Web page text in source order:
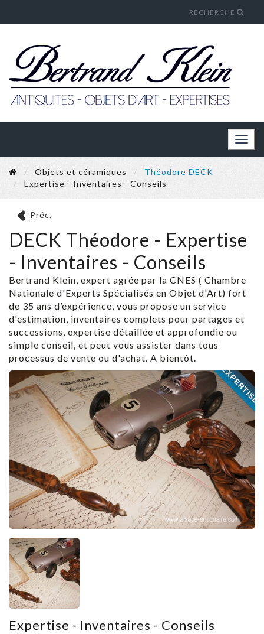
RECHERCHE
Objets et céramiques
Théodore DECK
Expertise - Inventaires - Conseils
Préc.
DECK Théodore - Expertise
- Inventaires - Conseils
Bertrand Klein, expert agrée par la CNES ( Chambre
Nationale d'Experts Spécialisés en Objet d'Art) fort
de 35 ans d’expérience, vous propose un service
d'estimation, inventaires complets pour partages et
successions, expertise détaillée et approfondie ou
simple conseil, et peut vous assister dans tous
processus de vente ou d'achat. A bientôt.
EXPERTISE
Expertise - Inventaires - Conseils